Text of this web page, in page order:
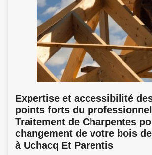
Expertise et accessibilité
points forts du professionnel
Traitement de Charpentes
changement de votre bois
à Uchacq Et Parentis